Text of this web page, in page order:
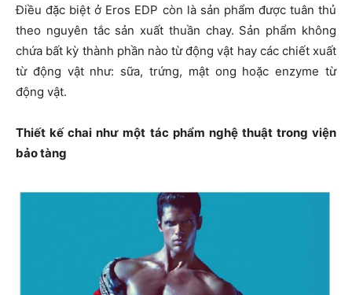
Điều đặc biệt ở Eros EDP còn là sản phẩm được tuân thủ
theo nguyên tắc sản xuất thuần chay. Sản phẩm không
chứa bất kỳ thành phần nào từ động vật hay các chiết xuất
từ động vật như: sữa, trứng, mật ong hoặc enzyme từ
động vật.
Thiết kế chai như một tác phẩm nghệ thuật trong viện
bảo tàng